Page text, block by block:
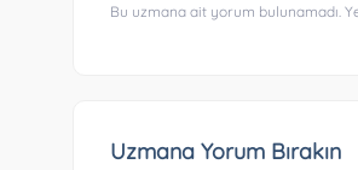
Bu uzmana ait yorum bulunamadı.
Uzmana Yorum Bırakın